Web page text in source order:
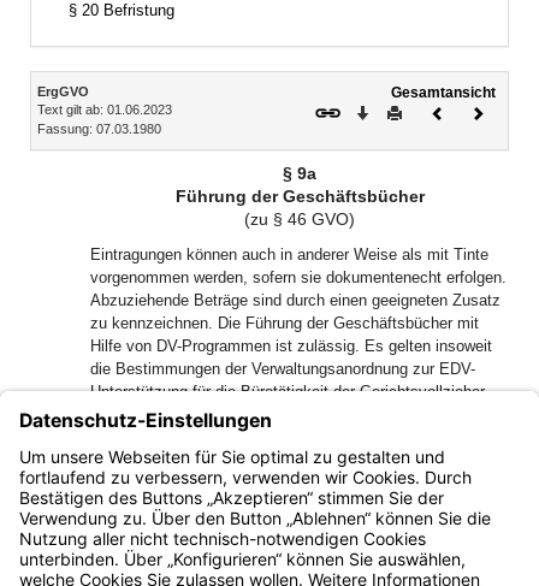
§ 20 Befristung
Inhalt
ErgGVO
Text gilt ab: 01.06.2023
Fassung: 07.03.1980
Gesamtansicht
Download
DruckenVorheriges
§ 9a
Führung der Geschäftsbücher
(zu § 46 GVO)
Eintragungen können auch in anderer Weise als mit Tinte
vorgenommen werden, sofern sie dokumentenecht erfolgen.
Abzuziehende Beträge sind durch einen geeigneten Zusatz
zu kennzeichnen. Die Führung der Geschäftsbücher mit
Hilfe von DV-Programmen ist zulässig. Es gelten insoweit
die Bestimmungen der Verwaltungsanordnung zur EDV-
Unterstützung für die Bürotätigkeit der Gerichtsvollzieher
(Bekanntmachung des Bayerischen Staatsministeriums der
Justiz und für Verbraucherschutz vom 12. November 2012
Az. 1518 - VI - 810/94, JMBl S. 135, geändert durch
Bekanntmachung vom 24. Februar 2014, JMBl S. 38).
Bayern.de